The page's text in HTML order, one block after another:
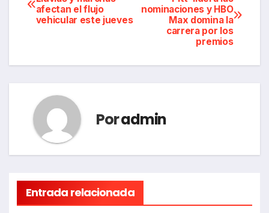
de
nominaciones y HBO
Max domina la
carrera por los
premios
afectan el flujo
vehicular este jueves
Poradmin
Entrada relacionada